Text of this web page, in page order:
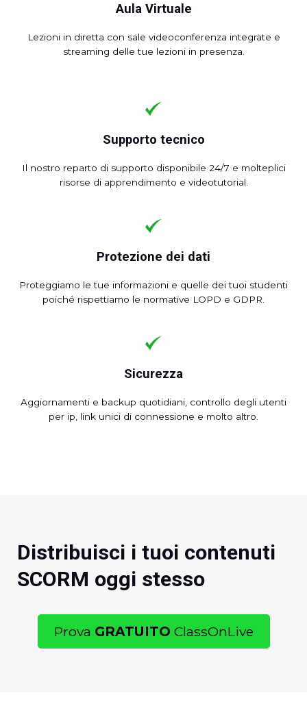
Aula Virtuale
Lezioni in diretta con sale videoconferenza integrate e
streaming delle tue lezioni in presenza.
Supporto tecnico
Il nostro reparto di supporto disponibile 24/7 e molteplici
risorse di apprendimento e videotutorial.
Protezione dei dati
Proteggiamo le tue informazioni e quelle dei tuoi studenti
poiché rispettiamo le normative LOPD e GDPR.
Sicurezza
Aggiornamenti e backup quotidiani, controllo degli utenti
per ip, link unici di connessione e molto altro.
Distribuisci i tuoi contenuti
SCORM oggi stesso
Prova GRATUITO ClassOnLive